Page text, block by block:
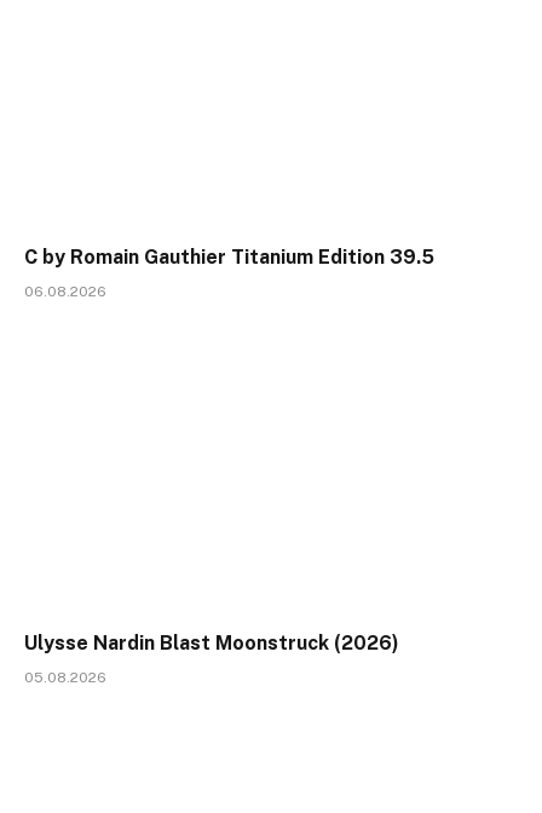
C by Romain Gauthier Titanium Edition 39.5
06.08.2026
Ulysse Nardin Blast Moonstruck (2026)
05.08.2026